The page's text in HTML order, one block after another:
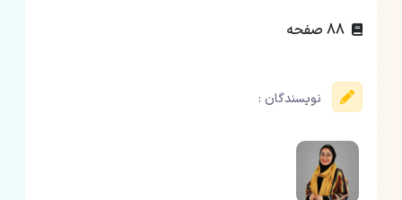
88 صفحه
نویسندگان :